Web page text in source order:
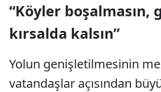
“Köyler boşalmasın,
kırsalda kalsın”
Yolun genişletilmesinin
vatandaşlar açısından